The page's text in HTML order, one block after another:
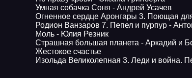
Умная собачка Соня - Андрей Усачев
Огненное сердце Аронгары 3. Поющая
Родион Ванзаров 7. Пепел и пурпур -
Моль - Юлия Резник
Страшная большая планета - Аркадий и
Жестокое счастье
Изольда Великолепная 3. Леди и война.